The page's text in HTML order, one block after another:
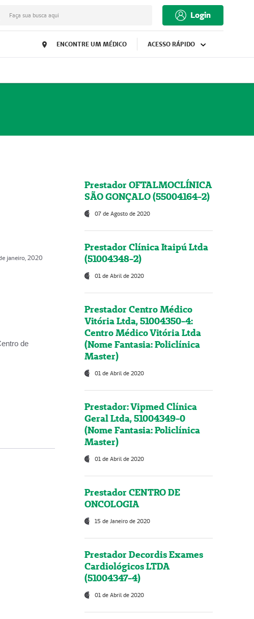
Faça sua busca aqui Login
ENCONTRE UM MÉDICO ACESSO RÁPIDO
janeiro, 2020
de
Prestador OFTALMOCLÍNICA
SÃO GONÇALO (55004164-2)
07 de Agosto de 2020
Prestador Clínica Itaipú Ltda
(51004348-2)
01 de Abril de 2020
Prestador Centro Médico
Vitória Ltda, 51004350-4:
Centro Médico Vitória Ltda
(Nome Fantasia: Policlínica
Master)
01 de Abril de 2020
Prestador: Vipmed Clínica
Geral Ltda, 51004349-0
(Nome Fantasia: Policlínica
Master)
01 de Abril de 2020
Prestador CENTRO DE
ONCOLOGIA
15 de Janeiro de 2020
Prestador Decordis Exames
Cardiológicos LTDA
(51004347-4)
01 de Abril de 2020